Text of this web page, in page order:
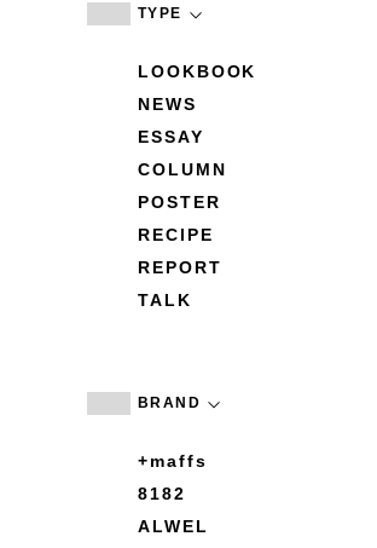
TYPE
LOOKBOOK
NEWS
ESSAY
COLUMN
POSTER
RECIPE
REPORT
TALK
BRAND
+maffs
8182
ALWEL